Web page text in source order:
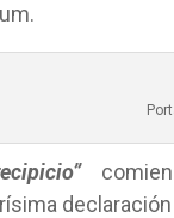
”